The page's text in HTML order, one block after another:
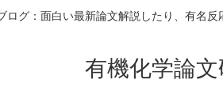
ログ：面白い最新論文解説したり、有名反
有機化学論